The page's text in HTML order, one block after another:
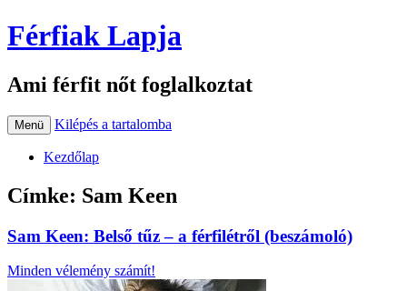
Férfiak Lapja
Ami férfit nőt foglalkoztat
Menü Kilépés a tartalomba
Kezdőlap
Címke: Sam Keen
Sam Keen: Belső tűz – a férfilétről (beszámoló)
Minden vélemény számít!